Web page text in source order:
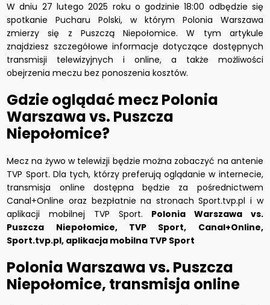
W dniu 27 lutego 2025 roku o godzinie 18:00 odbędzie się
spotkanie Pucharu Polski, w którym Polonia Warszawa
zmierzy się z Puszczą Niepołomice. W tym artykule
znajdziesz szczegółowe informacje dotyczące dostępnych
transmisji telewizyjnych i online, a także możliwości
obejrzenia meczu bez ponoszenia kosztów.
Gdzie oglądać mecz Polonia
Warszawa vs. Puszcza
Niepołomice?
Mecz na żywo w telewizji będzie można zobaczyć na antenie
TVP Sport. Dla tych, którzy preferują oglądanie w internecie,
transmisja online dostępna będzie za pośrednictwem
Canal+Online oraz bezpłatnie na stronach Sport.tvp.pl i w
aplikacji mobilnej TVP Sport. Polonia Warszawa vs.
Puszcza Niepołomice, TVP Sport, Canal+Online,
Sport.tvp.pl, aplikacja mobilna TVP Sport
Polonia Warszawa vs. Puszcza
Niepołomice, transmisja online